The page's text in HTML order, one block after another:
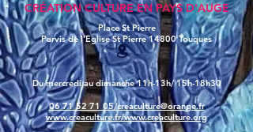
Place St Pierre
Parvis de l’Eglise St Pierre14800 Touques
Du mercredi au dimanche 11h-13h/ 15h-18h30
06 71 52 71 05/creaculture@orange.fr
www.creaculture.fr/www.creaculture.org
CRÉATION CULTURE EN PAYS D'AUGE